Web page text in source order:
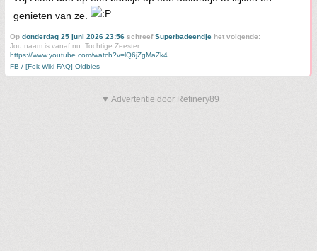
genieten van ze.
Op donderdag 25 juni 2026 23:56 schreefSuperbadeendje het volgende:
Jou naam is vanaf nu: Tochtige Zeester.
https://www.youtube.com/watch?v=lQ6jZgMaZk4
FB / [Fok Wiki FAQ] Oldbies
▼ Advertentie door Refinery89